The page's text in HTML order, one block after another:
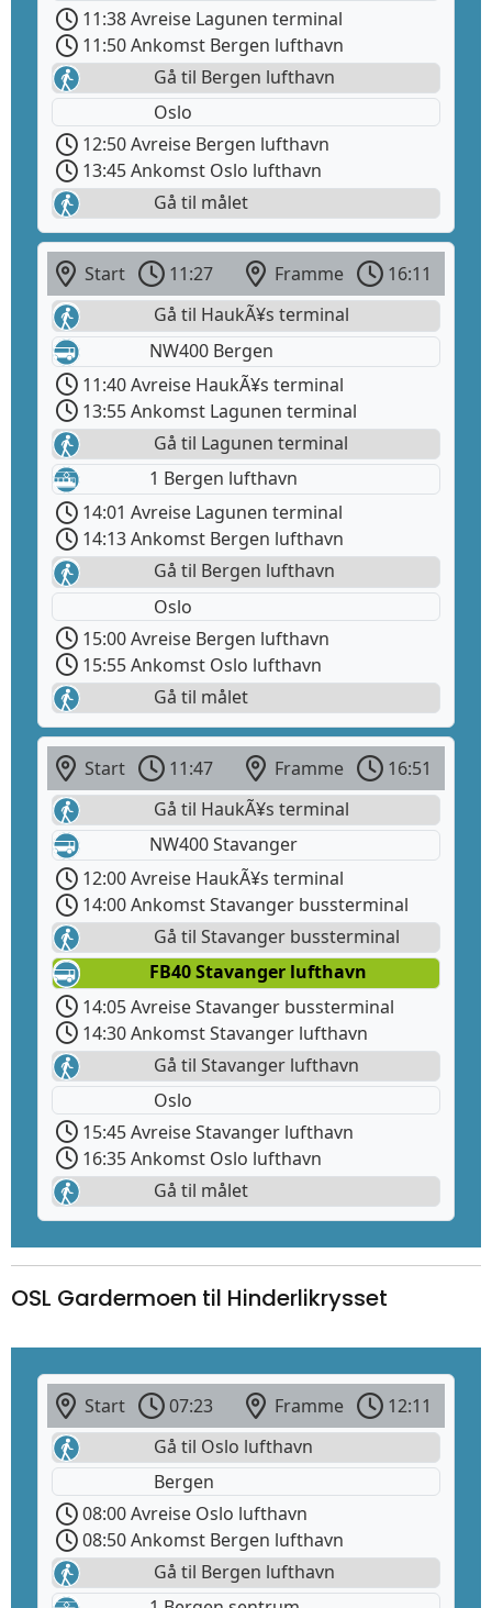
11:38 Avreise Lagunen terminal
11:50 Ankomst Bergen lufthavn
Gå til Bergen lufthavn
Oslo
12:50 Avreise Bergen lufthavn
13:45 Ankomst Oslo lufthavn
Gå til målet
Start 11:27 Framme
16:11
Gå til HaukÃ¥s terminal
NW400 Bergen
11:40 Avreise HaukÃ¥s terminal
13:55 Ankomst Lagunen terminal
Gå til Lagunen terminal
1 Bergen lufthavn
14:01 Avreise Lagunen terminal
14:13 Ankomst Bergen lufthavn
Gå til Bergen lufthavn
Oslo
15:00 Avreise Bergen lufthavn
15:55 Ankomst Oslo lufthavn
Gå til målet
Start 11:47 Framme
16:51
Gå til HaukÃ¥s terminal
NW400 Stavanger
12:00 Avreise HaukÃ¥s terminal
14:00 Ankomst Stavanger bussterminal
Gå til Stavanger bussterminal
FB40 Stavanger lufthavn
14:05 Avreise Stavanger bussterminal
14:30 Ankomst Stavanger lufthavn
Gå til Stavanger lufthavn
Oslo
15:45 Avreise Stavanger lufthavn
16:35 Ankomst Oslo lufthavn
Gå til målet
OSL Gardermoen til Hinderlikrysset
Start 07:23 Framme
12:11
Gå til Oslo lufthavn
Bergen
08:00 Avreise Oslo lufthavn
08:50 Ankomst Bergen lufthavn
Gå til Bergen lufthavn